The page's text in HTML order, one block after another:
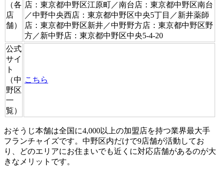
（各
店
舗）
店：東京都中野区江原町／南台店：東京都中野区南台
／中野中央西店：東京都中野区中央5丁目／新井薬師
店：東京都中野区新井／中野野方店：東京都中野区野
方／新中野店：東京都中野区中央5-4-20
公式
サイ
ト
（中
野区
一
覧）
こちら
おそうじ本舗は全国に4,000以上の加盟店を持つ業界最大手
フランチャイズです。中野区内だけで9店舗が活動してお
り、どのエリアにお住まいでも近くに対応店舗があるのが大
きなメリットです。